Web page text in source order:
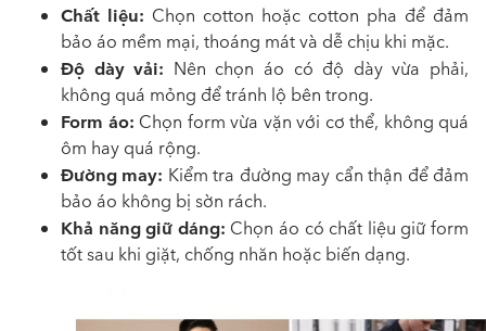
Chất liệu: Chọn cotton hoặc cotton pha để đảm
bảo áo mềm mại, thoáng mát và dễ chịu khi mặc.
Độ dày vải: Nên chọn áo có độ dày vừa phải,
không quá mỏng để tránh lộ bên trong.
Form áo: Chọn form vừa vặn với cơ thể, không quá
ôm hay quá rộng.
Đường may: Kiểm tra đường may cẩn thận để đảm
bảo áo không bị sờn rách.
Khả năng giữ dáng: Chọn áo có chất liệu giữ form
tốt sau khi giặt, chống nhăn hoặc biến dạng.